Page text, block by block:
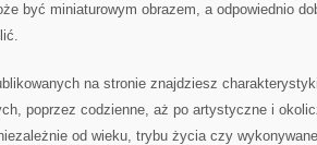
być miniaturowym obrazem, a odpowiednio
na stronie znajdziesz
poprzez codzienne, aż po artystyczne i
od wieku, trybu życia czy